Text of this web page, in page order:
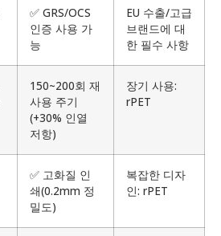
✅ GRS/OCS
인증 사용 가
능
EU 수출/고급
브랜드에 대
한 필수 사항
150~200회 재
사용 주기
(+30% 인열
저항)
장기 사용:
rPET
✅ 고화질 인
쇄(0.2mm 정
밀도)
복잡한 디자
인: rPET